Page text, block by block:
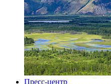
Пресс-центр